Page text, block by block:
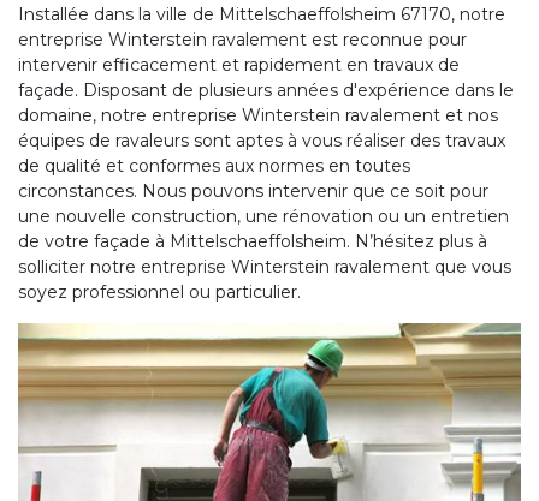
Installée dans la ville de Mittelschaeffolsheim 67170, notre
entreprise Winterstein ravalement est reconnue pour
intervenir efficacement et rapidement en travaux de
façade. Disposant de plusieurs années d'expérience dans le
domaine, notre entreprise Winterstein ravalement et nos
équipes de ravaleurs sont aptes à vous réaliser des travaux
de qualité et conformes aux normes en toutes
circonstances. Nous pouvons intervenir que ce soit pour
une nouvelle construction, une rénovation ou un entretien
de votre façade à Mittelschaeffolsheim. N’hésitez plus à
solliciter notre entreprise Winterstein ravalement que vous
soyez professionnel ou particulier.